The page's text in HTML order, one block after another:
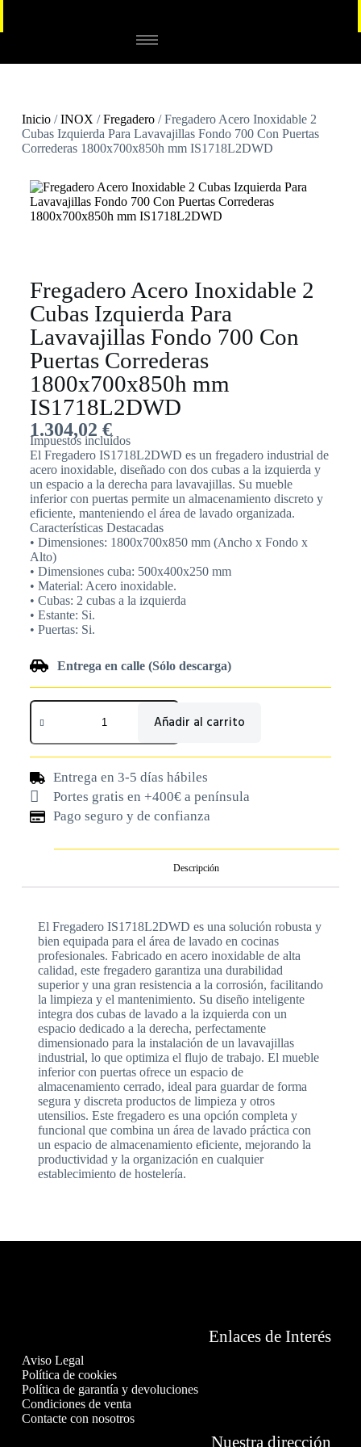
Inicio/INOX /Fregadero/ Fregadero Acero Inoxidable 2
Cubas Izquierda Para Lavavajillas Fondo 700 Con Puertas
Correderas 1800x700x850h mm IS1718L2DWD
Fregadero Acero Inoxidable 2
Cubas Izquierda Para
Lavavajillas Fondo 700 Con
Puertas Correderas
1800x700x850h mm
IS1718L2DWD
1.304,02 €
Impuestos incluídos
El Fregadero IS1718L2DWD es un fregadero industrial de
acero inoxidable, diseñado con dos cubas a la izquierda y
un espacio a la derecha para lavavajillas. Su mueble
inferior con puertas permite un almacenamiento discreto y
eficiente, manteniendo el área de lavado organizada.
Características Destacadas
• Dimensiones: 1800x700x850 mm (Ancho x Fondo x
Alto)
• Dimensiones cuba: 500x400x250 mm
• Material: Acero inoxidable.
• Cubas: 2 cubas a la izquierda
• Estante: Si.
• Puertas: Si.
Entrega en calle (Sólo descarga)
Añadir al carrito
Entrega en 3-5 días hábiles
Portes gratis en +400€ a península
Pago seguro y de confianza
Descripción
El Fregadero IS1718L2DWD es una solución robusta y
bien equipada para el área de lavado en cocinas
profesionales. Fabricado en acero inoxidable de alta
calidad, este fregadero garantiza una durabilidad
superior y una gran resistencia a la corrosión, facilitando
la limpieza y el mantenimiento. Su diseño inteligente
integra dos cubas de lavado a la izquierda con un
espacio dedicado a la derecha, perfectamente
dimensionado para la instalación de un lavavajillas
industrial, lo que optimiza el flujo de trabajo. El mueble
inferior con puertas ofrece un espacio de
almacenamiento cerrado, ideal para guardar de forma
segura y discreta productos de limpieza y otros
utensilios. Este fregadero es una opción completa y
funcional que combina un área de lavado práctica con
un espacio de almacenamiento eficiente, mejorando la
productividad y la organización en cualquier
establecimiento de hostelería.
Enlaces de Interés
Aviso Legal
Política de cookies
Política de garantía y devoluciones
Condiciones de venta
Contacte con nosotros
Nuestra dirección